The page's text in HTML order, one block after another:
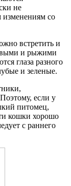
не
изменениям со
встретить и
и рыжими
глаза разного
и зеленые.
если у
питомец,
кошки хорошо
с раннего